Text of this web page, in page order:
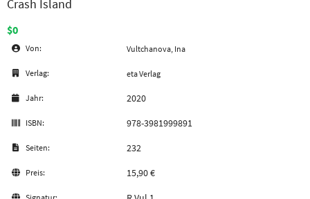
Crash Island
$0
Von: Vultchanova, Ina
Verlag: eta Verlag
Jahr: 2020
ISBN: 978-3981999891
Seiten: 232
Preis: 15,90 €